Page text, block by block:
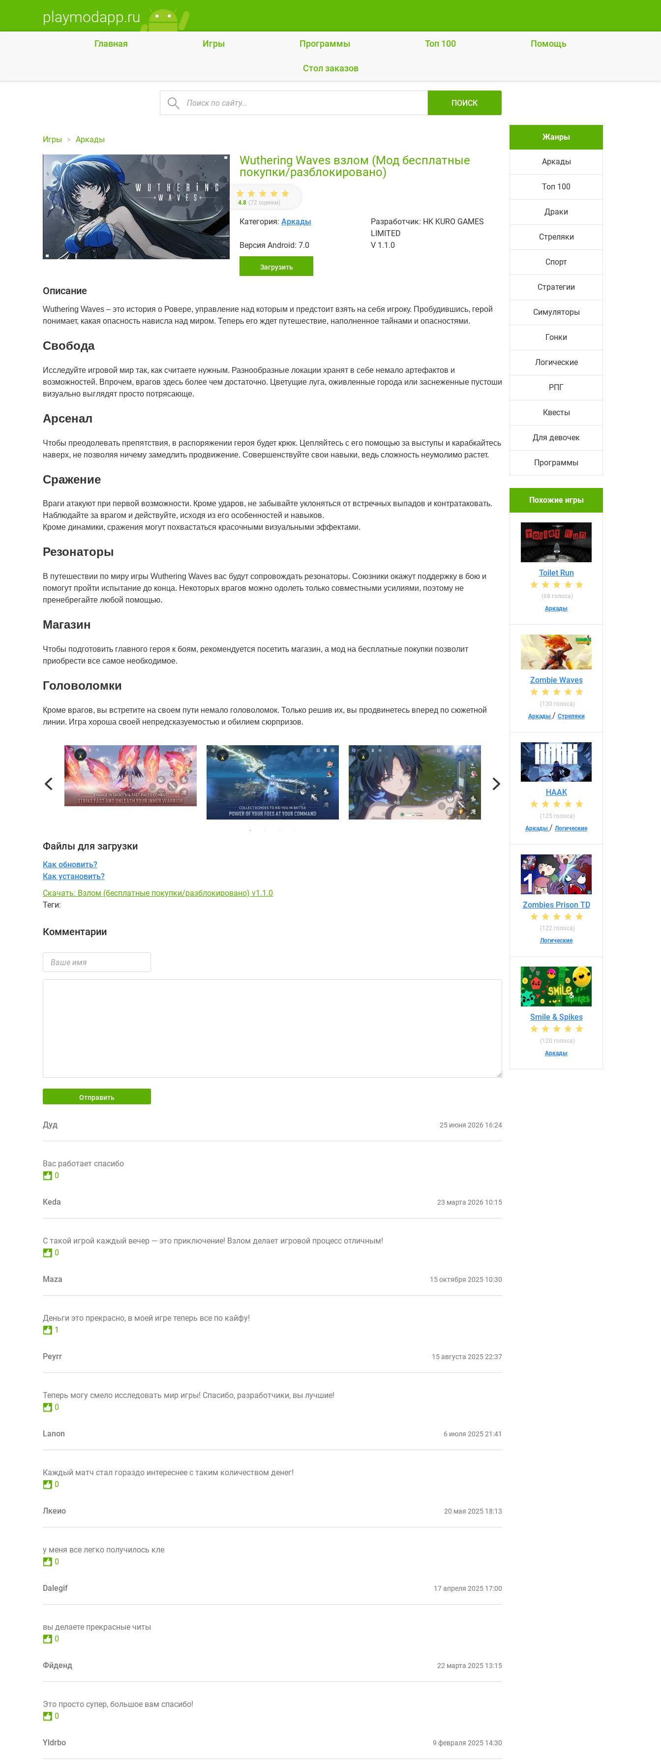
playmodapp.ru
Главная Игры Программы Топ 100 Помощь
Cтол заказов
ПОИСК
Игры Аркады
Wuthering Waves взлом (Мод бесплатные
покупки/разблокировано)
4.8 (72 оценки)
Категория: Аркады
Разработчик: HK KURO GAMES
LIMITED
Версия Android: 7.0
V 1.1.0
Загрузить
Описание
Wuthering Waves – это история о Ровере, управление над которым и предстоит взять на себя игроку. Пробудившись, герой
понимает, какая опасность нависла над миром. Теперь его ждет путешествие, наполненное тайнами и опасностями.
Свобода
Исследуйте игровой мир так, как считаете нужным. Разнообразные локации хранят в себе немало артефактов и
возможностей. Впрочем, врагов здесь более чем достаточно. Цветущие луга, оживленные города или заснеженные пустоши
визуально выглядят просто потрясающе.
Арсенал
Чтобы преодолевать препятствия, в распоряжении героя будет крюк. Цепляйтесь с его помощью за выступы и карабкайтесь
наверх, не позволяя ничему замедлить продвижение. Совершенствуйте свои навыки, ведь сложность неумолимо растет.
Сражение
Враги атакуют при первой возможности. Кроме ударов, не забывайте уклоняться от встречных выпадов и контратаковать.
Наблюдайте за врагом и действуйте, исходя из его особенностей и навыков.
Кроме динамики, сражения могут похвастаться красочными визуальными эффектами.
Резонаторы
В путешествии по миру игры Wuthering Waves вас будут сопровождать резонаторы. Союзники окажут поддержку в бою и
помогут пройти испытание до конца. Некоторых врагов можно одолеть только совместными усилиями, поэтому не
пренебрегайте любой помощью.
Магазин
Чтобы подготовить главного героя к боям, рекомендуется посетить магазин, а мод на бесплатные покупки позволит
приобрести все самое необходимое.
Головоломки
Кроме врагов, вы встретите на своем пути немало головоломок. Только решив их, вы продвинетесь вперед по сюжетной
линии. Игра хороша своей непредсказуемостью и обилием сюрпризов.
Previous Next
Файлы для загрузки
Как обновить?
Как установить?
Скачать: Взлом (бесплатные покупки/разблокировано) v1.1.0
Теги:
Комментарии
Отправить
Дуд 25 июня 2026 16:24
Вас работает спасибо
0
Keda 23 марта 2026 10:15
С такой игрой каждый вечер — это приключение! Взлом делает игровой процесс отличным!
0
Maza 15 октября 2025 10:30
Деньги это прекрасно, в моей игре теперь все по кайфу!
1
Peyrr 15 августа 2025 22:37
Теперь могу смело исследовать мир игры! Спасибо, разработчики, вы лучшие!
0
Lanon 6 июля 2025 21:41
Каждый матч стал гораздо интереснее с таким количеством денег!
0
Лкеио 20 мая 2025 18:13
у меня все легко получилось кле
0
Dalegif 17 апреля 2025 17:00
вы делаете прекрасные читы
0
Фйденд 22 марта 2025 13:15
Это просто супер, большое вам спасибо!
0
Yldrbo 9 февраля 2025 14:30
Жанры
Аркады
Топ 100
Драки
Стреляки
Спорт
Стратегии
Симуляторы
Гонки
Логические
РПГ
Квесты
Для девочек
Программы
Похожие игры
Toilet Run
(68 голоса)
Аркады
Zombie Waves
(130 голоса)
Аркады / Стреляки
HAAK
(125 голоса)
Аркады / Логические
Zombies Prison TD
(122 голоса)
Логические
Smile & Spikes
(120 голоса)
Аркады